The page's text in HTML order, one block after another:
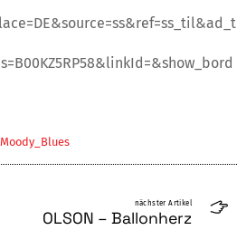
nächster Artikel
OLSON – Ballonherz